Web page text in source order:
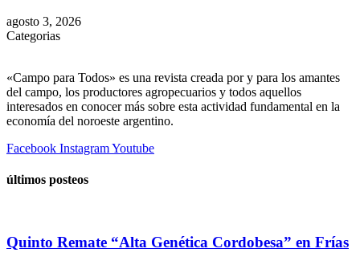
agosto 3, 2026
Categorias
«Campo para Todos» es una revista creada por y para los amantes
del campo, los productores agropecuarios y todos aquellos
interesados en conocer más sobre esta actividad fundamental en la
economía del noroeste argentino.
Facebook InstagramYoutube
últimos posteos
Quinto Remate “Alta Genética Cordobesa” en Frías